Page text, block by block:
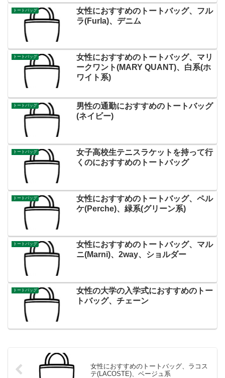
トートバッグ
女性におすすめのトートバッグ、フル
ラ(Furla)、デニム
トートバッグ
女性におすすめのトートバッグ、マリ
ークワント(MARY QUANT)、白系(ホ
ワイト系)
トートバッグ
男性の通勤におすすめのトートバッグ
(ネイビー)
トートバッグ
女子高校生テニスラケットを持って行
くのにおすすめのトートバッグ
トートバッグ
女性におすすめのトートバッグ、ペル
ケ(Perche)、緑系(グリーン系)
トートバッグ
女性におすすめのトートバッグ、マル
ニ(Marni)、2way、ショルダー
トートバッグ
女性の大学の入学式におすすめのトー
トバッグ、チェーン
女性におすすめのトートバッグ、ラコス
テ(LACOSTE)、ベージュ系